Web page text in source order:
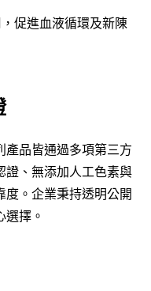
促進血液循環及新陳
產品皆通過多項第三方
證、無添加人工色素與
度。企業秉持透明公開
擇。